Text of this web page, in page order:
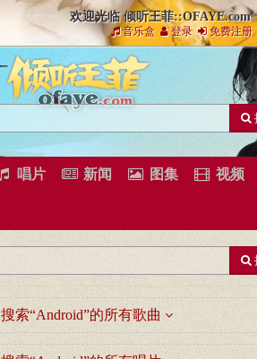
欢迎光临 倾听王菲::OFAYE.com
音乐盒 登录 免费注册
唱片 新闻 图集 视频
搜索“Android”的所有歌曲